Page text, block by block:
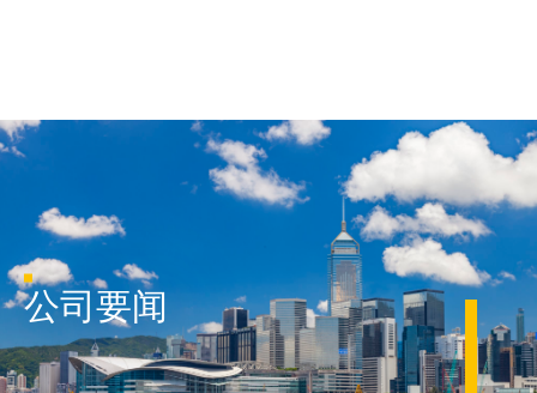
关于我们
公司要闻